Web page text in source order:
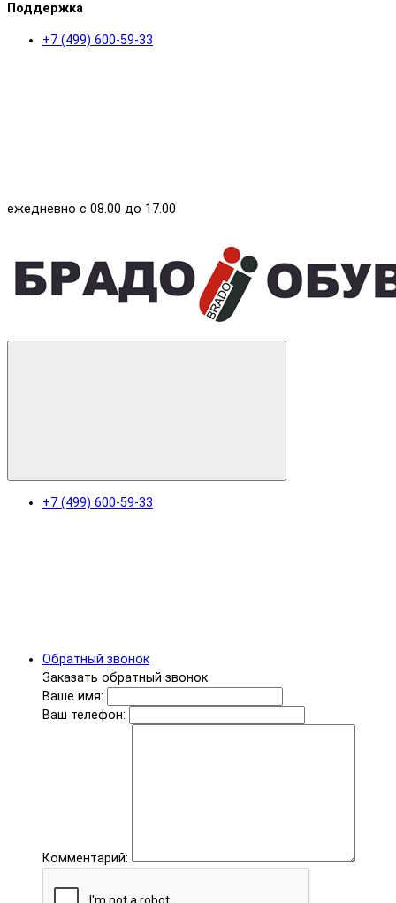
Поддержка
+7 (499) 600-59-33
ежедневно с 08.00 до 17.00
+7 (499) 600-59-33
Обратный звонок
Заказать обратный звонок
Ваше имя:
Ваш телефон:
Комментарий: